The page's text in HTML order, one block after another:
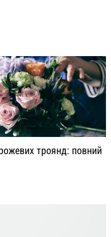
троянд: повний